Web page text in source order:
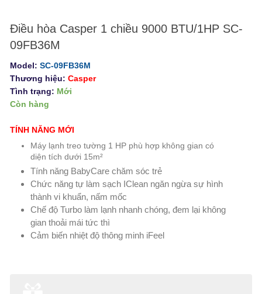
Điều hòa Casper 1 chiều 9000 BTU/1HP SC-
09FB36M
Model: SC-09FB36M
Thương hiệu: Casper
Tình trạng: Mới
Còn hàng
TÍNH NĂNG MỚI
Máy lạnh treo tường 1 HP phù hợp không gian có
diện tích dưới 15m²
Tính năng BabyCare chăm sóc trẻ
Chức năng tự làm sạch IClean ngăn ngừa sự hình
thành vi khuẩn, nấm mốc
Chế độ Turbo làm lạnh nhanh chóng, đem lại không
gian thoải mái tức thì
Cảm biến nhiệt độ thông minh iFeel